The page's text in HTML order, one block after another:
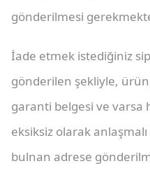
gönderilmesi
İade etmek istediğiniz
gönderilen şekliyle,
garanti belgesi ve
eksiksiz olarak
bulnan adrese